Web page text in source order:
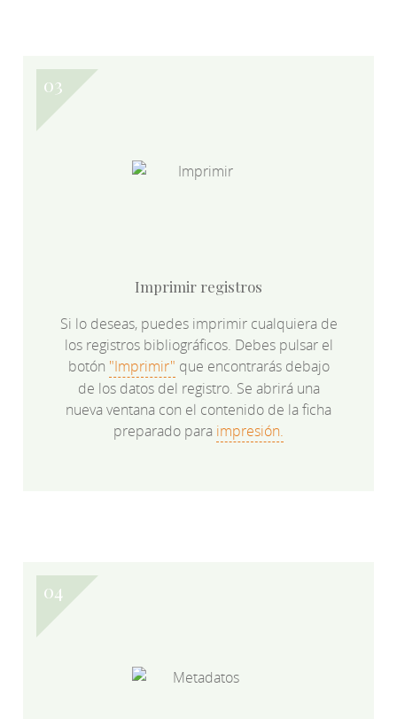
Imprimir registros
Si lo deseas, puedes imprimir cualquiera de
los registros bibliográficos. Debes pulsar el
botón "Imprimir" que encontrarás debajo
de los datos del registro. Se abrirá una
nueva ventana con el contenido de la ficha
preparado para impresión.